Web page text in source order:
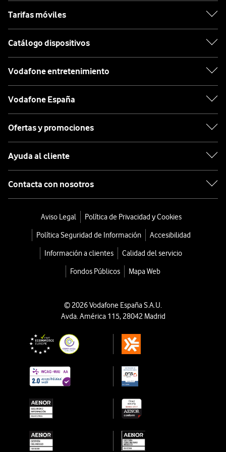
Tarifas móviles
Catálogo dispositivos
Vodafone entretenimiento
Vodafone España
Ofertas y promociones
Ayuda al cliente
Contacta con nosotros
Aviso Legal
Política de Privacidad y Cookies
Política Seguridad de Información
Accesibilidad
Información a clientes
Calidad del servicio
Fondos Públicos
Mapa Web
© 2026 Vodafone España S.A.U.
Avda. América 115, 28042 Madrid